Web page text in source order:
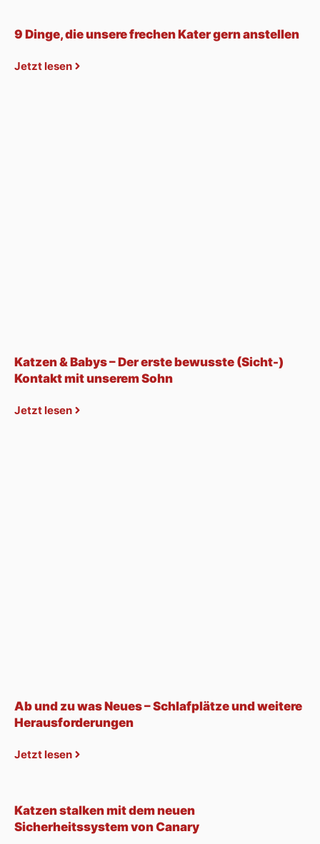
9 Dinge, die unsere frechen Kater gern anstellen
Jetzt lesen
Katzen & Babys – Der erste bewusste (Sicht-)
Kontakt mit unserem Sohn
Jetzt lesen
Ab und zu was Neues – Schlafplätze und weitere
Herausforderungen
Jetzt lesen
Katzen stalken mit dem neuen
Sicherheitssystem von Canary